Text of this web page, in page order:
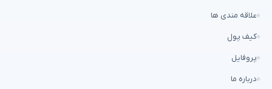
علاقه مندی ها
کیف پول
پروفایل
درباره ما